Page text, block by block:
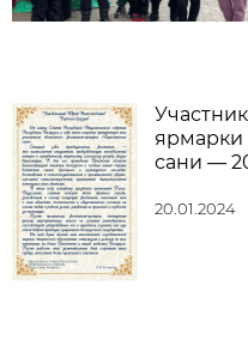
ярмарки
сани —
20.01.2024